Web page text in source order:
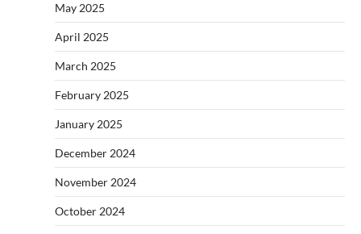
May 2025
April 2025
March 2025
February 2025
January 2025
December 2024
November 2024
October 2024